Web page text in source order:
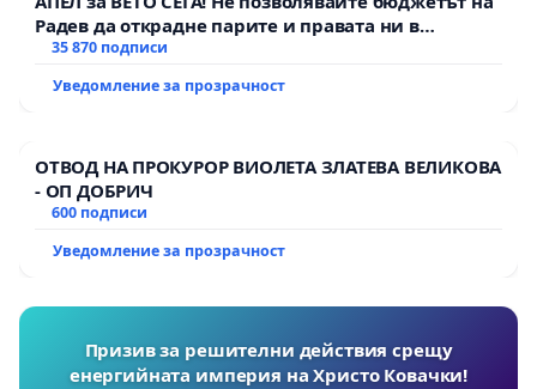
Радев да открадне парите и правата ни в
тъмното
35 870 подписи
Уведомление за прозрачност
ОТВОД НА ПРОКУРОР ВИОЛЕТА ЗЛАТЕВА ВЕЛИКОВА
- ОП ДОБРИЧ
600 подписи
Уведомление за прозрачност
Призив за решителни действия срещу
енергийната империя на Христо Ковачки!